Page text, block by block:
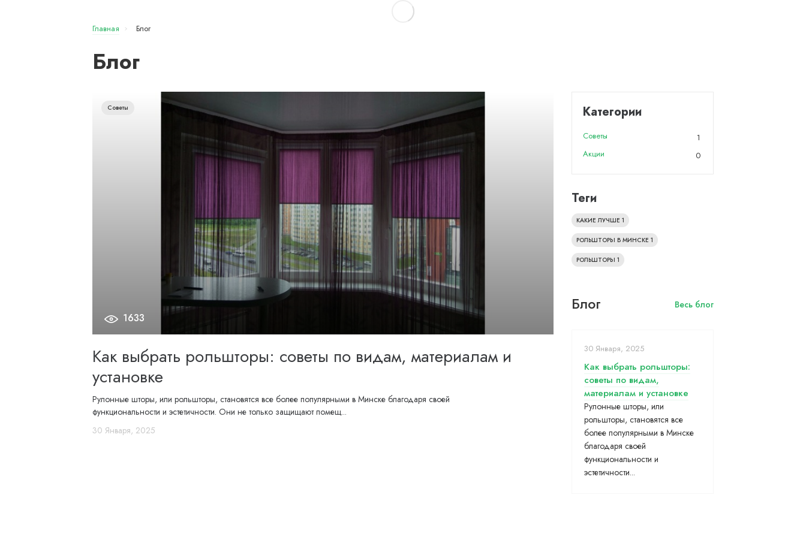
Главная Блог
Блог
Советы
1633
Как выбрать рольшторы: советы по видам, материалам и
установке
Рулонные шторы, или рольшторы, становятся все более популярными в Минске благодаря своей
функциональности и эстетичности. Они не только защищают помещ...
30 Января, 2025
Категории
Советы
1
Акции
0
Теги
КАКИЕ ЛУЧШЕ1
РОЛЬШТОРЫ В МИНСКЕ1
РОЛЬШТОРЫ1
Блог Весь блог
30 Января, 2025
Как выбрать рольшторы:
советы по видам,
материалам и установке
Рулонные шторы, или
рольшторы, становятся все
более популярными в Минске
благодаря своей
функциональности и
эстетичности...